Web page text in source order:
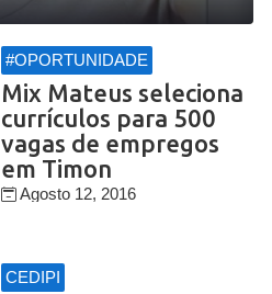
#OPORTUNIDADE
Mix Mateus seleciona
currículos para 500
vagas de empregos
em Timon
Agosto 12, 2016
CEDIPI